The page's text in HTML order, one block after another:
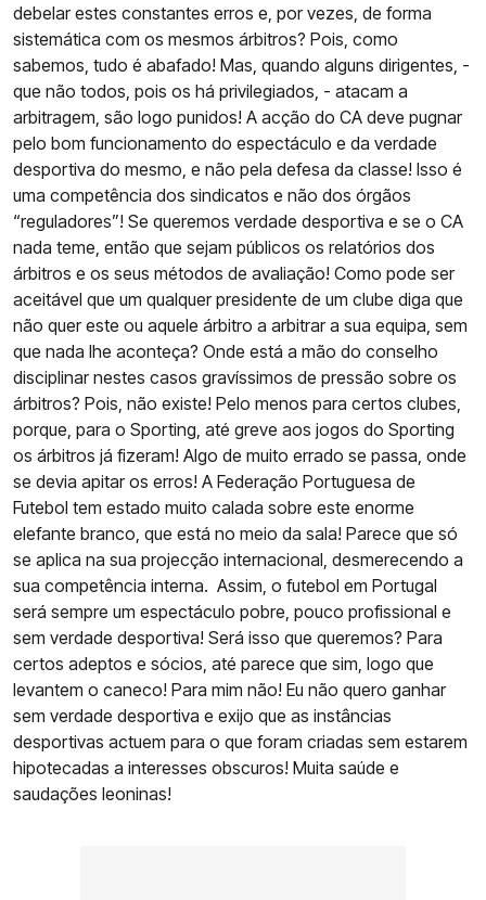
debelar estes constantes erros e, por vezes, de forma
sistemática com os mesmos árbitros? Pois, como
sabemos, tudo é abafado! Mas, quando alguns dirigentes, -
que não todos, pois os há privilegiados, - atacam a
arbitragem, são logo punidos! A acção do CA deve pugnar
pelo bom funcionamento do espectáculo e da verdade
desportiva do mesmo, e não pela defesa da classe! Isso é
uma competência dos sindicatos e não dos órgãos
“reguladores”! Se queremos verdade desportiva e se o CA
nada teme, então que sejam públicos os relatórios dos
árbitros e os seus métodos de avaliação! Como pode ser
aceitável que um qualquer presidente de um clube diga que
não quer este ou aquele árbitro a arbitrar a sua equipa, sem
que nada lhe aconteça? Onde está a mão do conselho
disciplinar nestes casos gravíssimos de pressão sobre os
árbitros? Pois, não existe! Pelo menos para certos clubes,
porque, para o Sporting, até greve aos jogos do Sporting
os árbitros já fizeram! Algo de muito errado se passa, onde
se devia apitar os erros! A Federação Portuguesa de
Futebol tem estado muito calada sobre este enorme
elefante branco, que está no meio da sala! Parece que só
se aplica na sua projecção internacional, desmerecendo a
sua competência interna. Assim, o futebol em Portugal
será sempre um espectáculo pobre, pouco profissional e
sem verdade desportiva! Será isso que queremos? Para
certos adeptos e sócios, até parece que sim, logo que
levantem o caneco! Para mim não! Eu não quero ganhar
sem verdade desportiva e exijo que as instâncias
desportivas actuem para o que foram criadas sem estarem
hipotecadas a interesses obscuros! Muita saúde e
saudações leoninas!